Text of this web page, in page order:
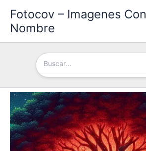
contenido
Fotocov – Imagenes Con
Nombre